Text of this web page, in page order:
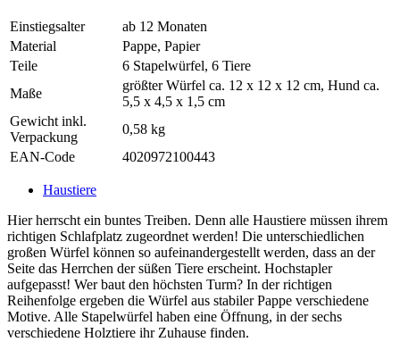
Einstiegsalter
ab 12 Monaten
Material
Pappe, Papier
Teile
6 Stapelwürfel, 6 Tiere
Maße
größter Würfel ca. 12 x 12 x 12 cm, Hund ca.
5,5 x 4,5 x 1,5 cm
Gewicht inkl.
Verpackung
0,58 kg
EAN-Code
4020972100443
Haustiere
Hier herrscht ein buntes Treiben. Denn alle Haustiere müssen ihrem
richtigen Schlafplatz zugeordnet werden! Die unterschiedlichen
großen Würfel können so aufeinandergestellt werden, dass an der
Seite das Herrchen der süßen Tiere erscheint. Hochstapler
aufgepasst! Wer baut den höchsten Turm? In der richtigen
Reihenfolge ergeben die Würfel aus stabiler Pappe verschiedene
Motive. Alle Stapelwürfel haben eine Öffnung, in der sechs
verschiedene Holztiere ihr Zuhause finden.